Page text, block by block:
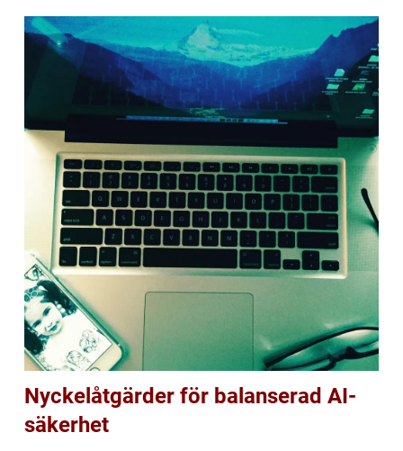
Nyckelåtgärder för balanserad AI-
säkerhet